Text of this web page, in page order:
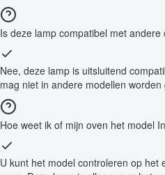
Is deze lamp compatibel met andere
Nee, deze lamp is uitsluitend
mag niet in andere modellen worden
Hoe weet ik of mijn oven het model
U kunt het model controleren op het